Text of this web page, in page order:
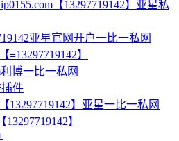
【13297719142】亚星私
亚星官网开户一比一私网
】
博一比一私网
件
13297719142】亚星一比一私网
】